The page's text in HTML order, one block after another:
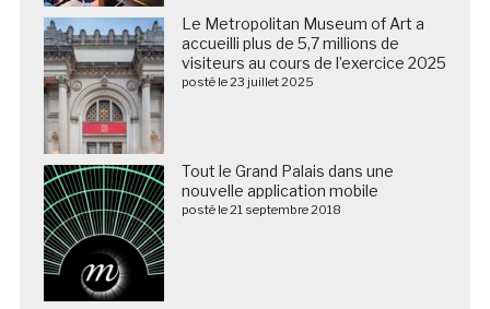
Le Metropolitan Museum of Art a
accueilli plus de 5,7 millions de
visiteurs au cours de l’exercice 2025
posté le 23 juillet 2025
Tout le Grand Palais dans une
nouvelle application mobile
posté le 21 septembre 2018